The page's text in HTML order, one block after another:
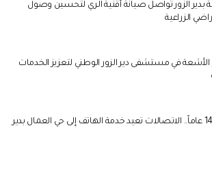
بدير الزور تواصل صيانة أقنية الري لتحسين وصول
الزراعية
في مستشفى دير الزور الوطني لتعزيز الخدمات
بعد انقطاع 14 عاماً.. الاتصالات تعيد خدمة الهاتف إلى حي العمال بدير